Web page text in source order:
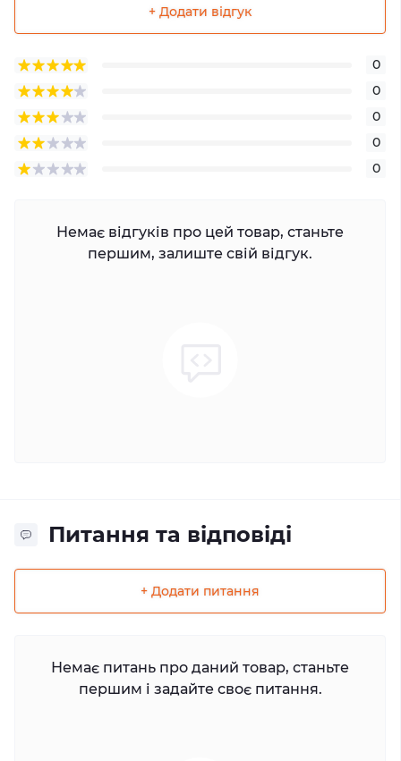
+ Додати відгук
0
0
0
0
0
Немає відгуків про цей товар, станьте
першим, залиште свій відгук.
Питання та відповіді
+ Додати питання
Немає питань про даний товар, станьте
першим і задайте своє питання.